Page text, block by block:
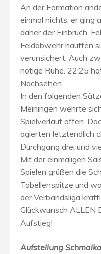
An der Formation
einmal nichts, er ging
daher der Einbruch.
Feldabwehr häuften
verunsichert. Auch
nötige Ruhe. 22:25
Nachsehen.
In den folgenden
Meiningen wehrte
Spielverlauf offen.
agierten letztendlich
Durchgang drei und
Mit der einmaligen
Spielen grüßen die
Tabellenspitze und
der Verbandsliga
Glückwunsch ALLEN
Aufstieg!
Aufstellung